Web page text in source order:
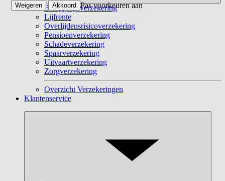
Beleggingsverzekering
Lijfrente
Overlijdensrisicoverzekering
Pensioenverzekering
Schadeverzekering
Spaarverzekering
Uitvaartverzekering
Zorgverzekering
Overzicht Verzekeringen
Klantenservice
Pas voorkeuren aan
Weigeren Akkoord